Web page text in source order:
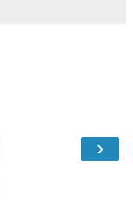
›